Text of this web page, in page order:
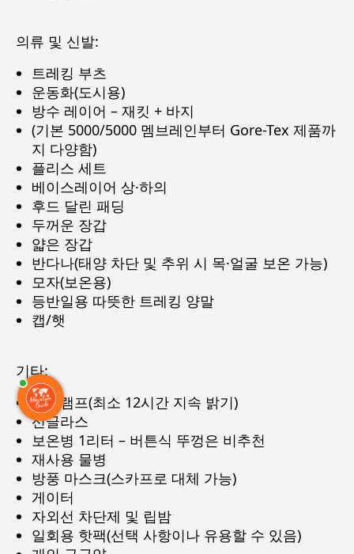
의류 및 신발:
트레킹 부츠
운동화(도시용)
방수 레이어 – 재킷 + 바지
(기본 5000/5000 멤브레인부터 Gore-Tex 제품까
지 다양함)
플리스 세트
베이스레이어 상·하의
후드 달린 패딩
두꺼운 장갑
얇은 장갑
반다나(태양 차단 및 추위 시 목·얼굴 보온 가능)
모자(보온용)
등반일용 따뜻한 트레킹 양말
캡/햇
기타:
헤드램프(최소 12시간 지속 밝기)
선글라스
보온병 1리터 – 버튼식 뚜껑은 비추천
재사용 물병
방풍 마스크(스카프로 대체 가능)
게이터
자외선 차단제 및 립밤
일회용 핫팩(선택 사항이나 유용할 수 있음)